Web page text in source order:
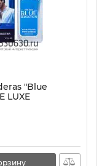
"Blue
LUXE
ml